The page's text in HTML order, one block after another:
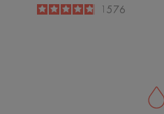
4.8
/51576